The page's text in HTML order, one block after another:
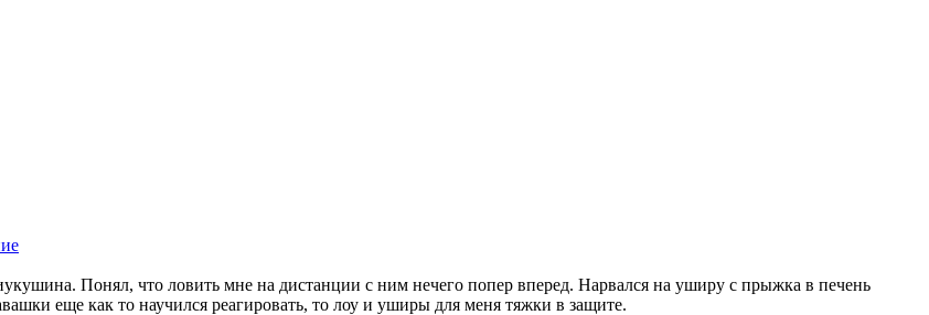
Понял, что ловить мне на дистанции с ним нечего попер вперед. Нарвался на уширу с прыжка в печень
еще как то научился реагировать, то лоу и уширы для меня тяжки в защите.